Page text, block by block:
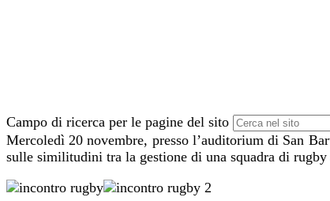
Campo di ricerca per le pagine del sito
Mercoledì 20 novembre, presso l’auditorium di San
sulle similitudini tra la gestione di una squadra di